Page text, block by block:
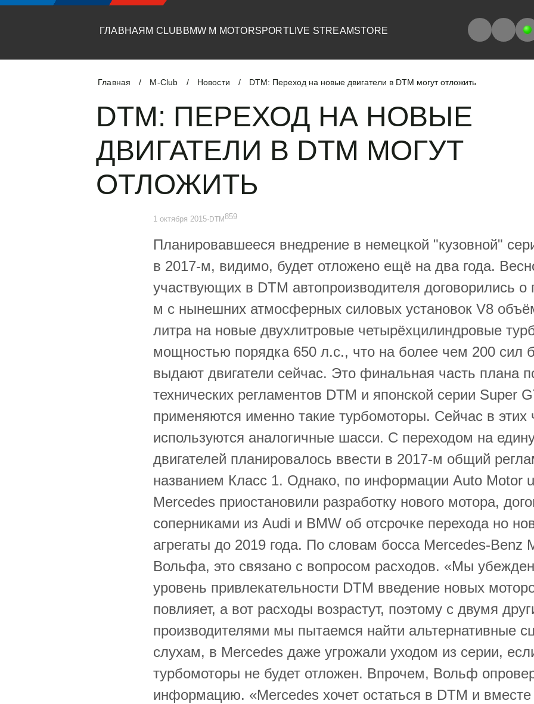
ГЛАВНАЯ M CLUB BMW M MOTORSPORTLIVE STREAMSTORE
Главная / M-Club / Новости / DTM: Переход на новые двигатели в DTM могут отложить
DTM: ПЕРЕХОД НА НОВЫЕ
ДВИГАТЕЛИ В DTM МОГУТ
ОТЛОЖИТЬ
1 октября 2015· DTM859
Планировавшееся внедрение в немецкой "кузовной"
в 2017-м, видимо, будет отложено ещё на два года.
участвующих в DTM автопроизводителя договорились о
м с нынешних атмосферных силовых установок V8
литра на новые двухлитровые четырёхцилиндровые
мощностью порядка 650 л.с., что на более чем 200 сил
выдают двигатели сейчас. Это финальная часть плана
технических регламентов DTM и японской серии Super
применяются именно такие турбомоторы. Сейчас в этих
используются аналогичные шасси. С переходом на
двигателей планировалось ввести в 2017-м общий
названием Класс 1. Однако, по информации Auto Motor
Mercedes приостановили разработку нового мотора,
соперниками из Audi и BMW об отсрочке перехода но
агрегаты до 2019 года. По словам босса Mercedes-Benz
Вольфа, это связано с вопросом расходов. «Мы
уровень привлекательности DTM введение новых
повлияет, а вот расходы возрастут, поэтому с двумя
производителями мы пытаемся найти альтернативные
слухам, в Mercedes даже угрожали уходом из серии,
турбомоторы не будет отложен. Впрочем, Вольф
информацию. «Mercedes хочет остаться в DTM и вместе